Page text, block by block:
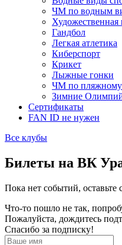
ЧМ по водным
Художественная
Гандбол
Легкая атлетика
Киберспорт
Крикет
Лыжные гонки
ЧМ по пляжному
Зимние
Сертификаты
FAN ID не нужен
Все клубы
Билеты на ВК
Пока нет событий,
Что-то пошло не так,
Пожалуйста, дождитесь
Спасибо за подписку!